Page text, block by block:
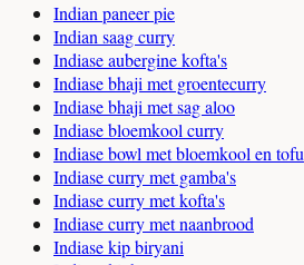
Indian paneer pie
Indian saag curry
Indiase aubergine kofta's
Indiase bhaji met groentecurry
Indiase bhaji met sag aloo
Indiase bloemkool curry
Indiase bowl met bloemkool en tofu
Indiase curry met gamba's
Indiase curry met kofta's
Indiase curry met naanbrood
Indiase kip biryani